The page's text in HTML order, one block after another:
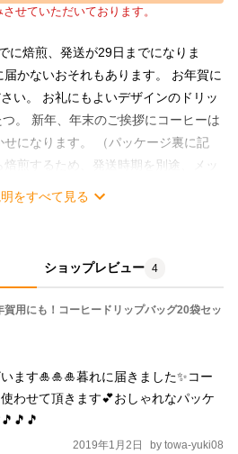
せていただいております。
に焙煎、発送が29日までになりま
かないおそれもあります。 お年賀に
い。 お礼にもよいデザインのドリッ
。 新年、年末のご挨拶にコーヒーは
になります。 （パッケージ裏に記
煎するため、発送時期を別途、メッ
。お年賀の場合は、お届け時期の調
をすべて見る
ショップレビュー 4
賀用にも！コーヒードリップバッグ20袋セッ
ます🎍🎍🎍暮れに届きました✨コー
わせて頂きます💕おしゃれなパッケ
2019年1月2日 by towa-yuki08